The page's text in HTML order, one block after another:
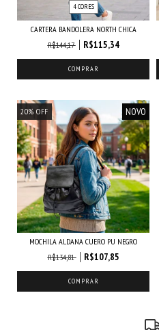
4 CORES
CARTERA BANDOLERA NORTH CHICA
R$144,17
R$115,34
COMPRAR
20% OFF NOVO
MOCHILA ALDANA CUERO PU NEGRO
R$134,81
R$107,85